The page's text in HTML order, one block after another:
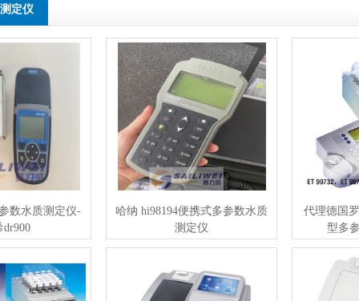
定仪
数水质测定仪-
dr900
哈纳 hi98194便携式多参数水质
测定仪
代理德国
型多